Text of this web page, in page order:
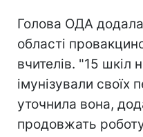
Голова ОДА
області
вчителів. "15 шкіл
імунізували своїх
уточнила вона,
продовжать